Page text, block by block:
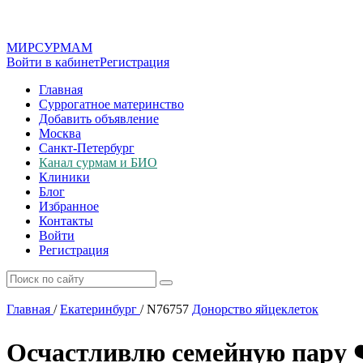
МИРСУРМАМ
Войти в кабинетРегистрация
Главная
Суррогатное материнство
Добавить объявление
Москва
Санкт-Петербург
Канал сурмам и БИО
Клиники
Блог
Избранное
Контакты
Войти
Регистрация
Главная / Екатеринбург /N76757 Донорство яйцеклеток
Осчастливлю семейную